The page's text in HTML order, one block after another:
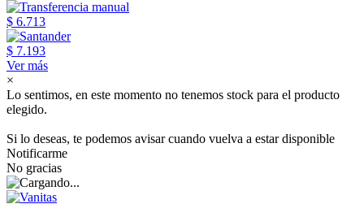
$ 6.713
$ 7.193
Ver más
×
Lo sentimos, en este momento no tenemos stock para el producto
elegido.
Si lo deseas, te podemos avisar cuando vuelva a estar disponible
Notificarme
No gracias